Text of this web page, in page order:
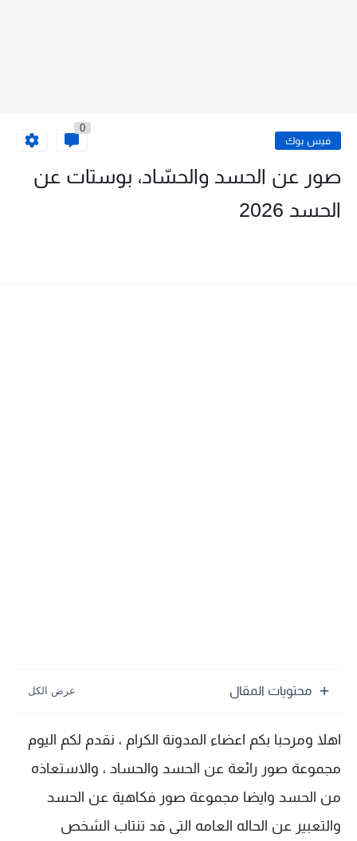
فيس بوك
0
صور عن الحسد والحسّاد، بوستات عن
الحسد 2026
محتويات المقال
اهلا ومرحبا بكم اعضاء المدونة الكرام ، نقدم لكم اليوم
مجموعة صور رائعة عن الحسد والحساد ، والاستعاذه
من الحسد وايضا مجموعة صور فكاهية عن الحسد
والتعبير عن الحاله العامه التى قد تنتاب الشخص